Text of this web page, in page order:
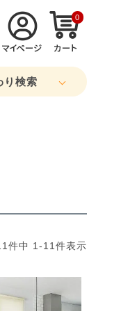
0
り検索
件中 1 -11 件表示